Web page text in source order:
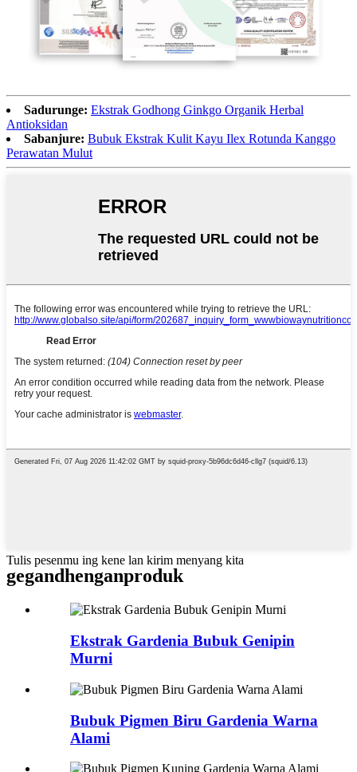
Sadurunge: Ekstrak Godhong Ginkgo Organik Herbal
Antioksidan
Sabanjure: Bubuk Ekstrak Kulit Kayu Ilex Rotunda Kanggo
Perawatan Mulut
Tulis pesenmu ing kene lan kirim menyang kita
gegandhenganproduk
Ekstrak Gardenia Bubuk Genipin
Murni
Bubuk Pigmen Biru Gardenia Warna
Alami